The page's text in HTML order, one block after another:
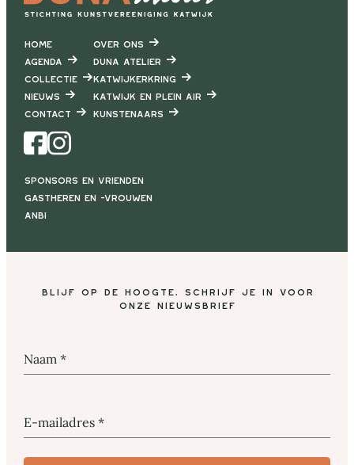
Home
Agenda
Collectie
Nieuws
Contact
Facebook Instagram
Over ons
DUNA Atelier
Katwijkerkring
Katwijk en Plein air
Kunstenaars
Sponsors en vrienden
Gastheren en -vrouwen
ANBI
Blijf op de hoogte, schrijf je in voor
onze nieuwsbrief
Naam*
E-mailadres*